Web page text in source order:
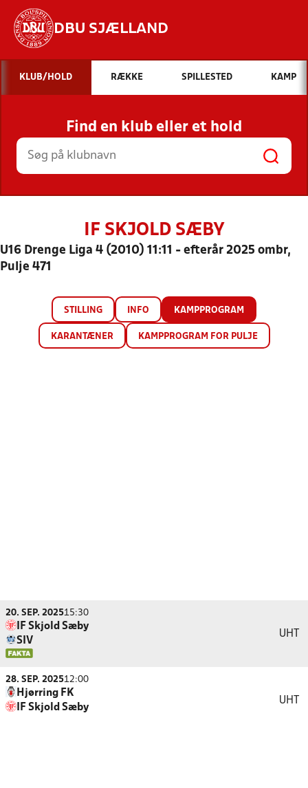
DBU SJÆLLAND
Hvad vil du søge efter?
INDHOLD OG NYHEDER
STILLINGER, RESULTATER, KLUBBER OG
HOLD
KLUB/HOLD RÆKKE SPILLESTED KAMP
Find en klub eller et hold
IF SKJOLD SÆBY
U16 Drenge Liga 4 (2010) 11:11 - efterår 2025 ombr,
Pulje 471
STILLING INFO KAMPPROGRAM
KARANTÆNER KAMPPROGRAM FOR PULJE
20. SEP. 202515:30
IF Skjold Sæby
SIV
UHT
28. SEP. 202512:00
Hjørring FK
IF Skjold Sæby
UHT